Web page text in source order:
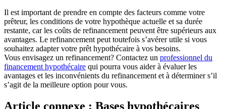
Il est important de prendre en compte des facteurs comme votre
prêteur, les conditions de votre hypothèque actuelle et sa durée
restante, car les coûts de refinancement peuvent être supérieurs aux
avantages. Le refinancement peut toutefois s’avérer utile si vous
souhaitez adapter votre prêt hypothécaire à vos besoins.
Vous envisagez un refinancement? Contactez un professionnel du
financement hypothécaire qui pourra vous aider à évaluer les
avantages et les inconvénients du refinancement et à déterminer s’il
s’agit de la meilleure option pour vous.
Article connexe : Bases hypothécaires